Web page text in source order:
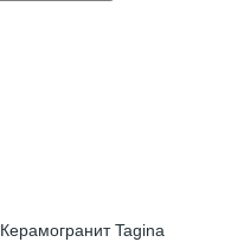
Керамогранит Tagina